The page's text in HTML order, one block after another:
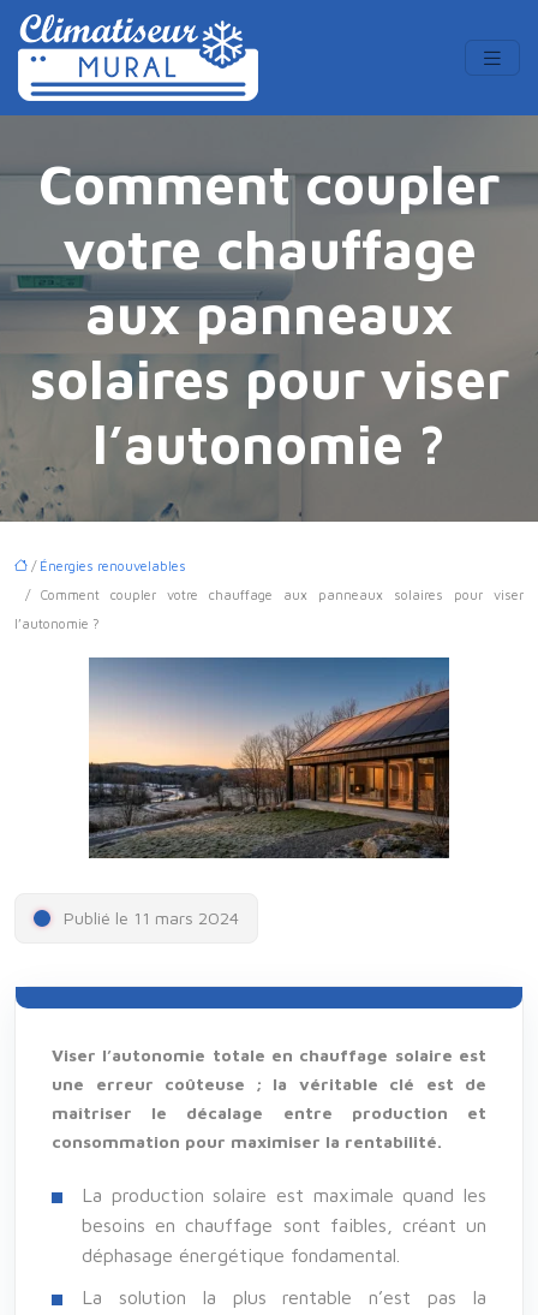
Comment coupler
votre chauffage
aux panneaux
solaires pour viser
l’autonomie ?
/ Énergies renouvelables
/ Comment coupler votre chauffage aux panneaux solaires pour viser
l’autonomie ?
Publié le 11 mars 2024
Viser l’autonomie totale en chauffage solaire est
une erreur coûteuse ; la véritable clé est de
maîtriser le décalage entre production et
consommation pour maximiser la rentabilité.
La production solaire est maximale quand les
besoins en chauffage sont faibles, créant un
déphasage énergétique fondamental.
La solution la plus rentable n’est pas la